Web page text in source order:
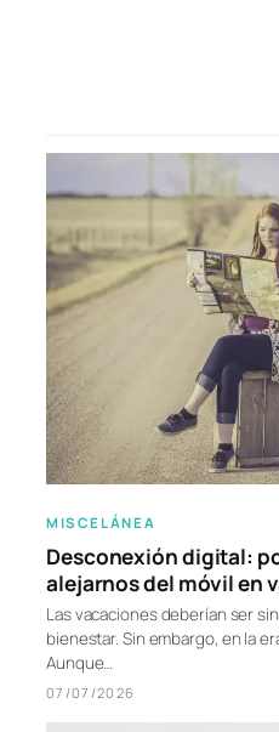
MISCELÁNEA
Desconexión digital:
alejarnos del móvil en
Las vacaciones deberían ser
bienestar. Sin embargo, en la
Aunque…
07/07/2026